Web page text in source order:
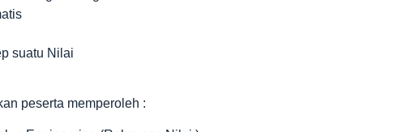
suatu Nilai
peserta memperoleh :